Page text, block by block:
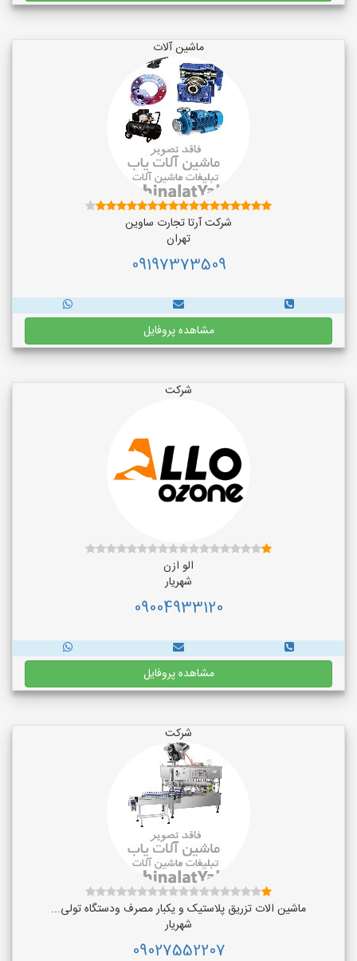
ماشین آلات
شرکت آرتا تجارت ساوین
تهران
09197373509
مشاهده پروفایل
شرکت
الو ازن
شهریار
09004933120
مشاهده پروفایل
شرکت
ماشین الات تزریق پلاستیک و یکبار مصرف ودستگاه تولی...
شهریار
09027552207